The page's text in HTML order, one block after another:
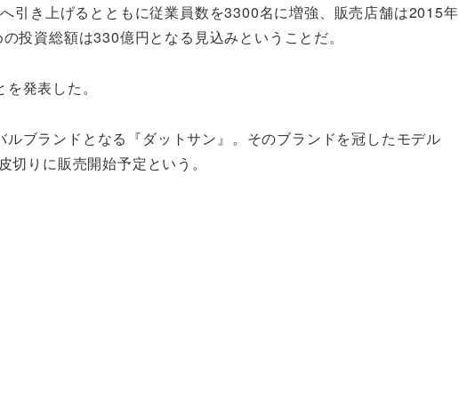
引き上げるとともに従業員数を3300名に増強、販売店舗は2015年
投資総額は330億円となる見込みということだ。
発表した。
ブランドとなる『ダットサン』。そのブランドを冠したモデル
りに販売開始予定という。